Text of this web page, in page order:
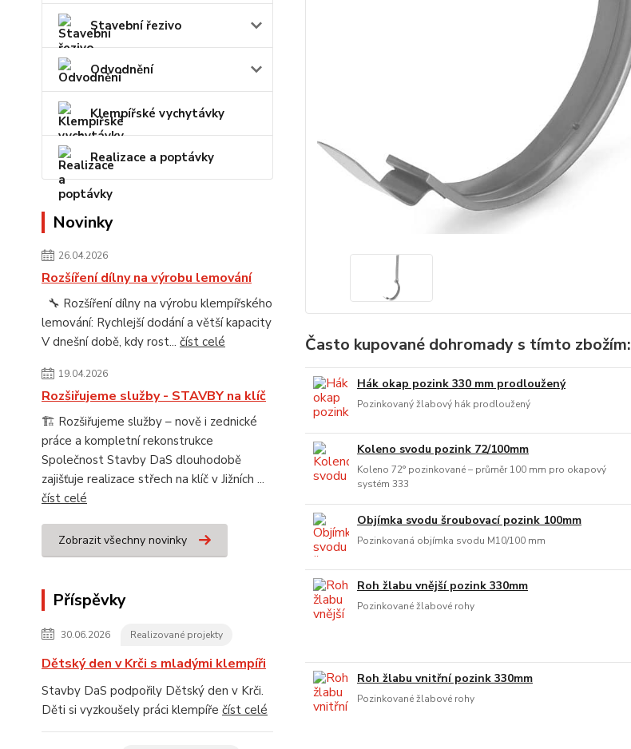
Stavební řezivo
Odvodnění
Klempířské vychytávky
Realizace a poptávky
Novinky
26.04.2026
Rozšíření dílny na výrobu lemování
🔧 Rozšíření dílny na výrobu klempířského
lemování: Rychlejší dodání a větší kapacity
V dnešní době, kdy rost... číst celé
19.04.2026
Rozšiřujeme služby - STAVBY na klíč
🏗️ Rozšiřujeme služby – nově i zednické
práce a kompletní rekonstrukce
Společnost Stavby DaS dlouhodobě
zajišťuje realizace střech na klíč v Jižních ...
číst celé
Zobrazit všechny novinky
Příspěvky
30.06.2026 Realizované projekty
Dětský den v Krči s mladými klempíři
Stavby DaS podpořily Dětský den v Krči.
Děti si vyzkoušely práci klempíře číst celé
Často kupované dohromady s tímto zbožím:
Hák okap pozink 330 mm prodloužený
Pozinkovaný žlabový hák prodloužený
Koleno svodu pozink 72/100mm
Koleno 72° pozinkované – průměr 100 mm pro okapový
systém 333
Objímka svodu šroubovací pozink 100mm
Pozinkovaná objímka svodu M10/100 mm
Roh žlabu vnější pozink 330mm
Pozinkované žlabové rohy
Roh žlabu vnitřní pozink 330mm
Pozinkované žlabové rohy